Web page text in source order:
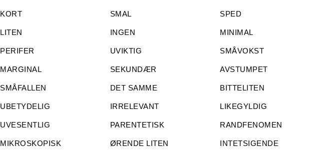
KORT SMAL SPED
LITEN INGEN MINIMAL
PERIFER UVIKTIG SMÅVOKST
MARGINAL SEKUNDÆR AVSTUMPET
SMÅFALLEN DET SAMME BITTELITEN
UBETYDELIG IRRELEVANT LIKEGYLDIG
UVESENTLIG PARENTETISK RANDFENOMEN
MIKROSKOPISK ØRENDE LITEN INTETSIGENDE